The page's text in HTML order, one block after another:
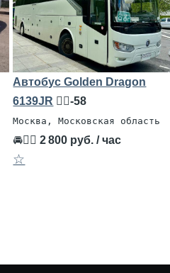
Автобус Golden Dragon
6139JR 🧍‍♂️-58
Москва, Московская область
🚘👨‍✈2 800 руб. / час
☆